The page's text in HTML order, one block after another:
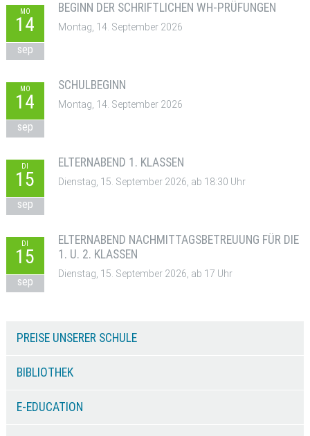
MO
14
sep
BEGINN DER SCHRIFTLICHEN WH-PRÜFUNGEN
Montag, 14. September 2026
MO
14
sep
SCHULBEGINN
Montag, 14. September 2026
DI
15
sep
ELTERNABEND 1. KLASSEN
Dienstag, 15. September 2026, ab 18:30 Uhr
DI
15
sep
ELTERNABEND NACHMITTAGSBETREUUNG FÜR DIE
1. U. 2. KLASSEN
Dienstag, 15. September 2026, ab 17 Uhr
PREISE UNSERER SCHULE
BIBLIOTHEK
E-EDUCATION